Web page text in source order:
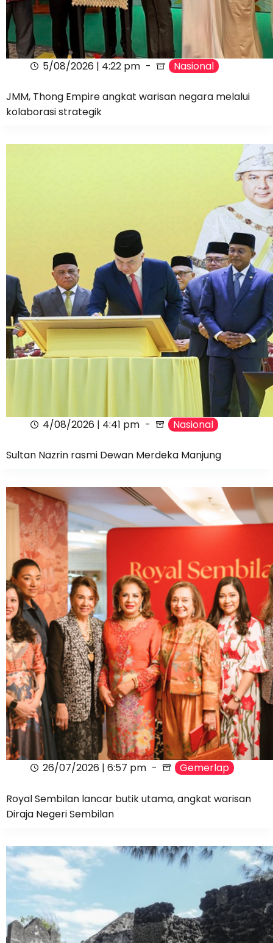
5/08/2026 | 4:22 pm Nasional
JMM, Thong Empire angkat warisan negara melalui
kolaborasi strategik
4/08/2026 | 4:41 pm Nasional
Sultan Nazrin rasmi Dewan Merdeka Manjung
26/07/2026 | 6:57 pm Gemerlap
Royal Sembilan lancar butik utama, angkat warisan
Diraja Negeri Sembilan